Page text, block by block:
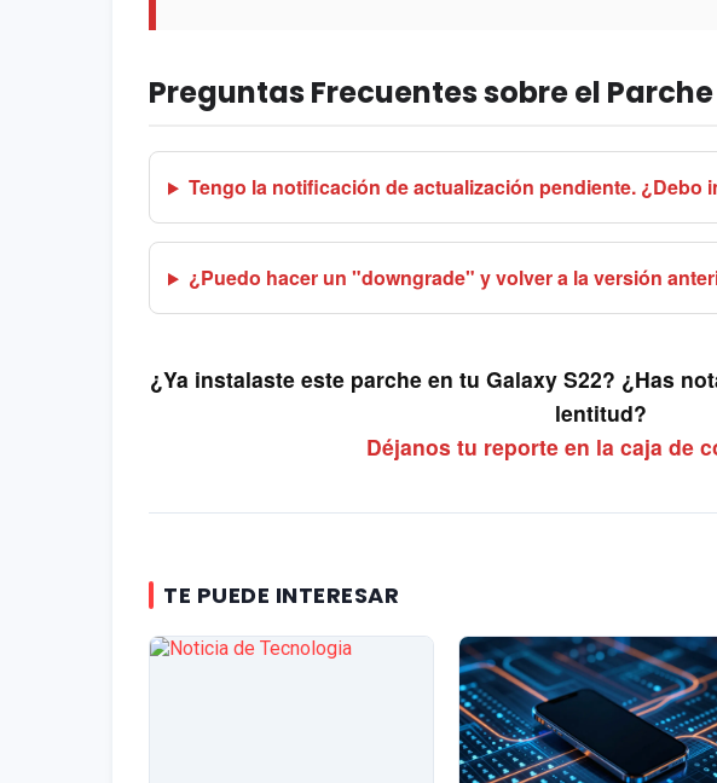
Preguntas Frecuentes sobre el Parche
Tengo la notificación de actualización pendiente. ¿Debo
¿Puedo hacer un "downgrade" y volver a la versión
¿Ya instalaste este parche en tu Galaxy S22? ¿Has
lentitud?
Déjanos tu reporte en la caja de
TE PUEDE INTERESAR